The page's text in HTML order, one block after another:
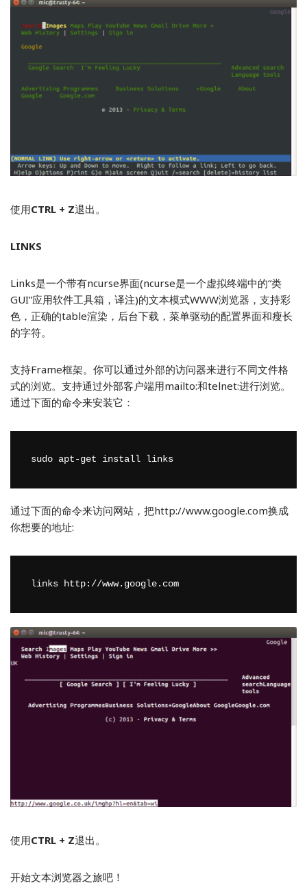
使用CTRL + Z退出。
LINKS
Links是一个带有ncurse界面(ncurse是一个虚拟终端中的“类
GUI”应用软件工具箱，译注)的文本模式WWW浏览器，支持彩
色，正确的table渲染，后台下载，菜单驱动的配置界面和瘦长
的字符。
支持Frame框架。你可以通过外部的访问器来进行不同文件格
式的浏览。支持通过外部客户端用mailto:和telnet:进行浏览。
通过下面的命令来安装它：
sudo apt-get install links
通过下面的命令来访问网站，把http://www.google.com换成
你想要的地址:
links http://www.google.com
使用CTRL + Z退出。
开始文本浏览器之旅吧！